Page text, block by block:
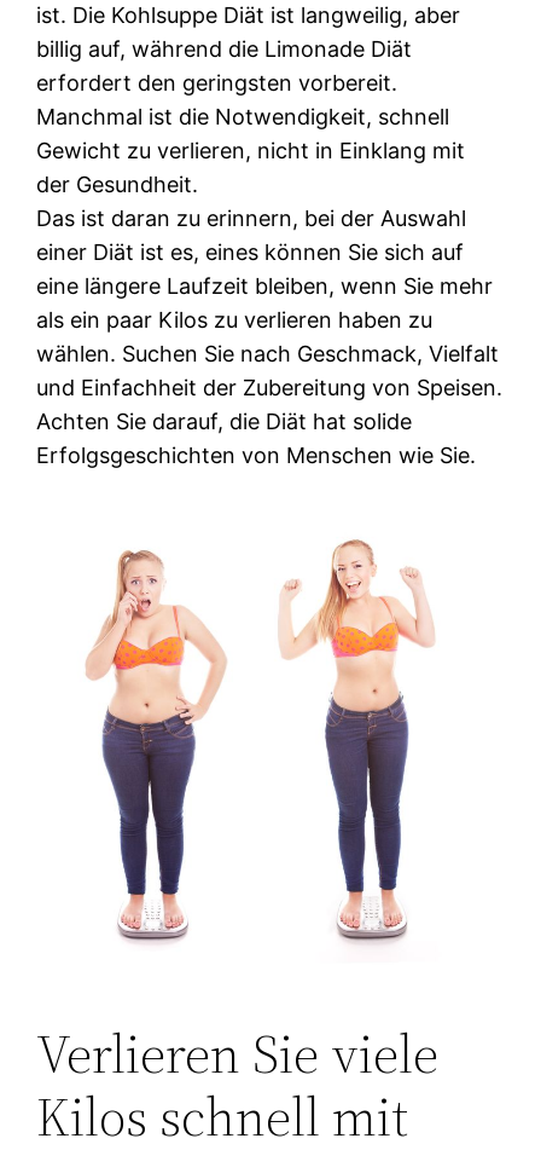
ist. Die Kohlsuppe Diät ist langweilig, aber
billig auf, während die Limonade Diät
erfordert den geringsten vorbereit.
Manchmal ist die Notwendigkeit, schnell
Gewicht zu verlieren, nicht in Einklang mit
der Gesundheit.
Das ist daran zu erinnern, bei der Auswahl
einer Diät ist es, eines können Sie sich auf
eine längere Laufzeit bleiben, wenn Sie mehr
als ein paar Kilos zu verlieren haben zu
wählen. Suchen Sie nach Geschmack, Vielfalt
und Einfachheit der Zubereitung von Speisen.
Achten Sie darauf, die Diät hat solide
Erfolgsgeschichten von Menschen wie Sie.
Verlieren Sie viele
Kilos schnell mit